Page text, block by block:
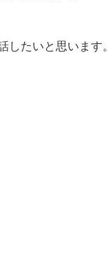
たいと思います。